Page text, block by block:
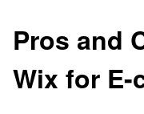
Pros and
Wix for E-